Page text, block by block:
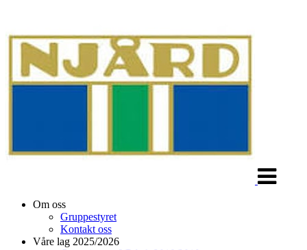
Om oss
Gruppestyret
Kontakt oss
Våre lag 2025/2026